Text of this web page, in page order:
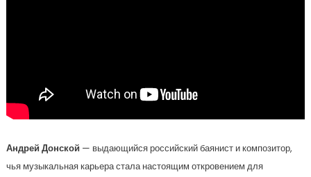
Андрей Донской — выдающийся российский баянист и композитор,
чья музыкальная карьера стала настоящим откровением для